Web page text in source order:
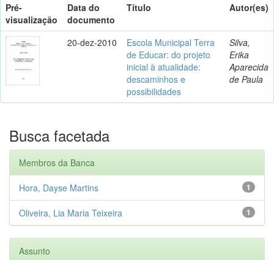
Pré-
visualização
Data do
documento
Título Autor(es)
20-dez-2010
Escola Municipal Terra
de Educar: do projeto
inicial à atualidade:
descaminhos e
possibilidades
Silva,
Erika
Aparecida
de Paula
Busca facetada
Membros da Banca
1
Hora, Dayse Martins
1
Oliveira, Lia Maria Teixeira
Assunto